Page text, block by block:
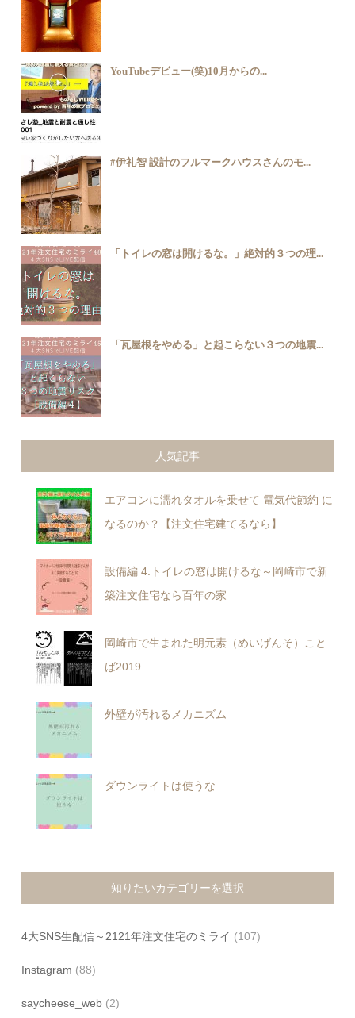
YouTubeデビュー(笑)10月からの...
#伊礼智 設計のフルマークハウスさんのモ...
「トイレの窓は開けるな。」絶対的３つの理...
「瓦屋根をやめる」と起こらない３つの地震...
人気記事
エアコンに濡れタオルを乗せて 電気代節約 に
なるのか？【注文住宅建てるなら】
設備編 4.トイレの窓は開けるな～岡崎市で新
築注文住宅なら百年の家
岡崎市で生まれた明元素（めいげんそ）こと
ば2019
外壁が汚れるメカニズム
ダウンライトは使うな
知りたいカテゴリーを選択
4大SNS生配信～2121年注文住宅のミライ (107)
Instagram (88)
saycheese_web (2)